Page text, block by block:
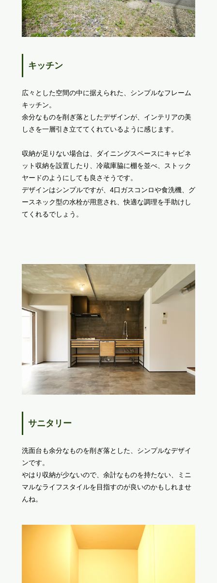
キッチン
広々とした空間の中に据えられた、シンプルなフレーム
キッチン。
余分なものを削ぎ落としたデザインが、インテリアの美
しさを一層引き立ててくれているように感じます。
収納が足りない場合は、ダイニングスペースにキャビネ
ット収納を設置したり、冷蔵庫脇に棚を並べ、ストック
ヤードのようにしても良さそうです。
デザインはシンプルですが、4口ガスコンロや食洗機、グ
ースネック型の水栓が用意され、快適な調理を手助けし
てくれるでしょう。
サニタリー
洗面台も余分なものを削ぎ落とした、シンプルなデザイ
ンです。
やはり収納が少ないので、余計なものを持たない、ミニ
マルなライフスタイルを目指すのが良いのかもしれませ
んね。